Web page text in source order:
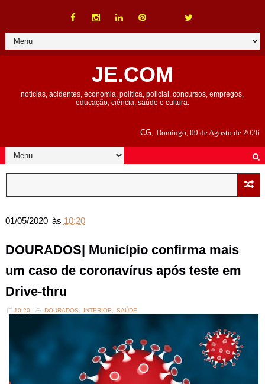
JE.COM
notícias, acidentes, economia, política, policial, concursos, empregos,
educação, ciência, saúde e cultura.
CG,Domingo, 09 de Agosto de 2026
01/05/2020 às 10:20
DOURADOS| Município confirma mais
um caso de coronavírus após teste em
Drive-thru
10:20 DOURADOS INTERIOR, SAÚDE